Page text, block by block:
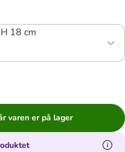
18 cm
varen er på lager